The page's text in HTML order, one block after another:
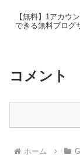
【無料】1アカウ
できる無料ブログ
コメント
ホーム